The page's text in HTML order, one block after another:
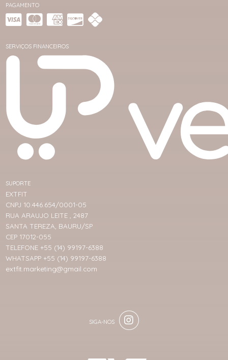
PAGAMENTO
SERVIÇOS FINANCEIROS
SUPORTE
EXTFIT
CNPJ 10.446.654/0001-05
RUA ARAUJO LEITE , 2487
SANTA TEREZA, BAURU/SP
CEP 17012-055
TELEFONE +55 (14) 99197-6388
WHATSAPP +55 (14) 99197-6388
extfit.marketing@gmail.com